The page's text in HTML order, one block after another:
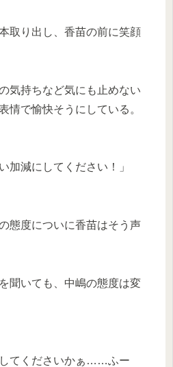
取り出し、香苗の前に笑顔
気持ちなど気にも止めない
情で愉快そうにしている。
加減にしてください！」
態度についに香苗はそう声
聞いても、中嶋の態度は変
してくださいかぁ……ふー